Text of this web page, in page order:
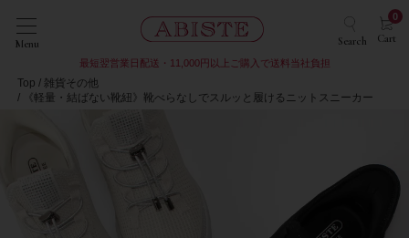
Menu Search Cart
0
最短翌営業日配送・11,000円以上ご購入で送料当社負担
Top
雑貨その他
《軽量・結ばない靴紐》靴べらなしでスルッと履けるニットスニーカー